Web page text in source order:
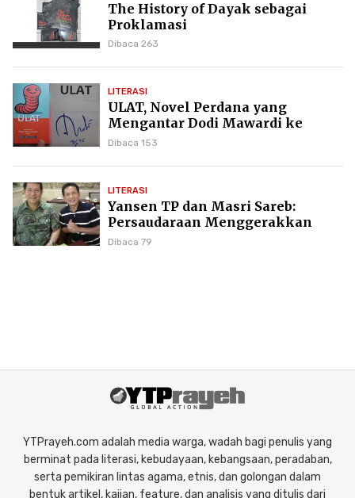
The History of Dayak sebagai
Proklamasi
Dibaca 263
LITERASI
ULAT, Novel Perdana yang
Mengantar Dodi Mawardi ke
Puncak Karier Kepenulisan
Dibaca 153
LITERASI
Yansen TP dan Masri Sareb:
Persaudaraan Menggerakkan
Literasi Borneo
Dibaca 79
YTPrayeh.com adalah media warga, wadah bagi penulis yang
berminat pada literasi, kebudayaan, kebangsaan, peradaban,
serta pemikiran lintas agama, etnis, dan golongan dalam
bentuk artikel, kajian, feature, dan analisis yang ditulis dari